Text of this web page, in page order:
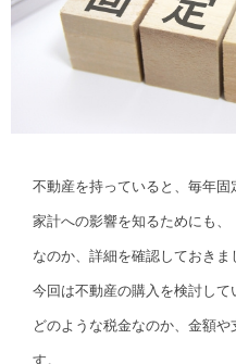
不動産を持っていると、毎年固
家計への影響を知るためにも
なのか、詳細を確認しておきま
今回は不動産の購入を検討し
どのような税金なのか、金額
す。